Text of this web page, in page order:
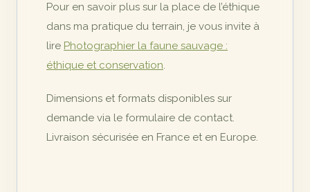
Pour en savoir plus sur la place de l’éthique
dans ma pratique du terrain, je vous invite à
lire Photographier la faune sauvage :
éthique et conservation.
Dimensions et formats disponibles sur
demande via le formulaire de contact.
Livraison sécurisée en France et en Europe.